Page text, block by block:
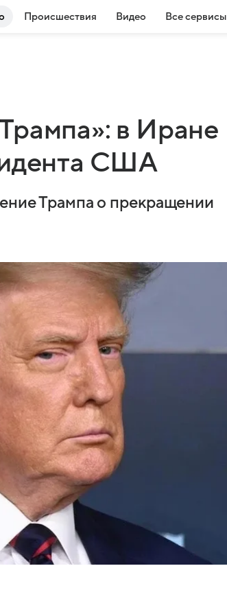
Происшествия Видео Все сервисы
в Иране
США
Трампа о прекращении